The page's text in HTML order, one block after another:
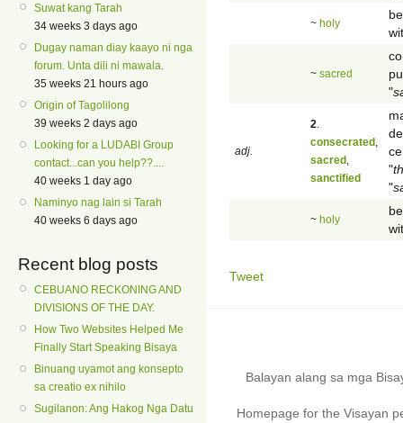
Suwat kang Tarah
34 weeks 3 days ago
Dugay naman diay kaayo ni nga
forum. Unta dili ni mawala.
35 weeks 21 hours ago
Origin of Tagolilong
39 weeks 2 days ago
Looking for a LUDABI Group
contact...can you help??....
40 weeks 1 day ago
Naminyo nag lain si Tarah
40 weeks 6 days ago
Recent blog posts
CEBUANO RECKONING AND
DIVISIONS OF THE DAY.
How Two Websites Helped Me
Finally Start Speaking Bisaya
Binuang uyamot ang konsepto
sa creatio ex nihilo
Sugilanon: Ang Hakog Nga Datu
~ holy
~ sacred
"
adj.
2
consecrated
sacred
sanctified
"
"
~ holy
Tweet
Balayan alang sa mga
Homepage for the Visayan